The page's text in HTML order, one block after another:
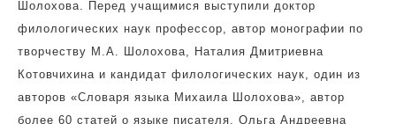
Шолохова. Перед учащимися выступили доктор
филологических наук профессор, автор монографии по
творчеству М.А. Шолохова, Наталия Дмитриевна
Котовчихина и кандидат филологических наук, один из
авторов «Словаря языка Михаила Шолохова», автор
более 60 статей о языке писателя, Ольга Андреевна